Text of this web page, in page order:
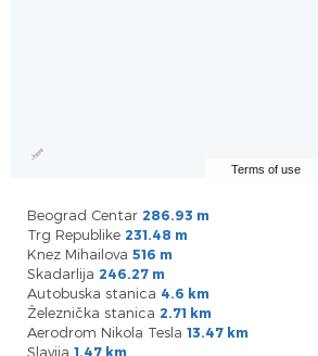
Terms of use
Beograd Centar 286.93 m
Trg Republike 231.48 m
Knez Mihailova 516 m
Skadarlija 246.27 m
Autobuska stanica 4.6 km
Železnička stanica 2.71 km
Aerodrom Nikola Tesla 13.47 km
Slavija 1.47 km